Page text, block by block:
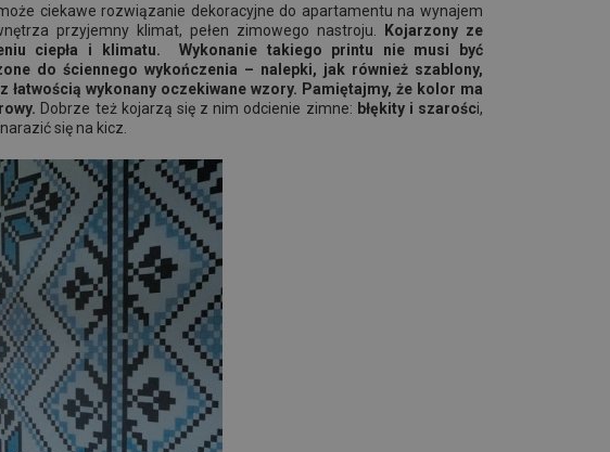
ciekawe rozwiązanie dekoracyjne do apartamentu na wynajem
przyjemny klimat, pełen zimowego nastroju.
Kojarzony ze
ciepła i klimatu. Wykonanie takiego printu nie musi być
do ściennego wykończenia – nalepki, jak również szablony,
wykonany oczekiwane wzory. Pamiętajmy, że kolor ma
Dobrze też kojarzą się z nim odcienie zimne: błękity i szarości,
się na kicz.